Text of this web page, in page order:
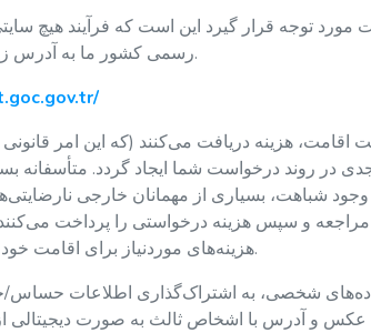
مورد توجه قرار گیرد این است که فرآیند هیچ
رسمی کشور ما به آدرس زیر را در نظر نگیرید.
هزینه‌ دریافت می‌کنند (که این امر
در روند درخواست شما ایجاد گردد. متأسفانه
شباهت، بسیاری از مهمانان خارجی
مراجعه و سپس هزینه درخواستی را پرداخت
هزینه‌های موردنیاز برای اقامت خود را پرداخت می‌کنند.
شخصی، به اشتراک‌گذاری اطلاعات
عکس و آدرس با اشخاص ثالث به صورت دیجیتالی